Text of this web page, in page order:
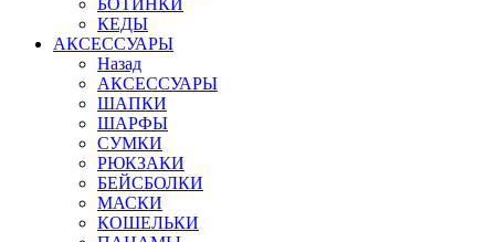
БОТИНКИ
КЕДЫ
АКСЕССУАРЫ
Назад
АКСЕССУАРЫ
ШАПКИ
ШАРФЫ
СУМКИ
РЮКЗАКИ
БЕЙСБОЛКИ
МАСКИ
КОШЕЛЬКИ